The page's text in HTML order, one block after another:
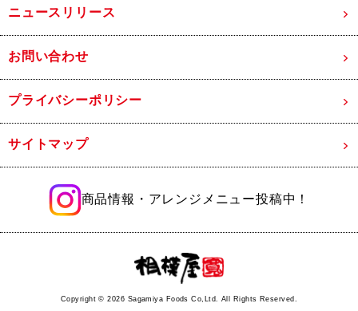
ニュースリリース
お問い合わせ
プライバシーポリシー
サイトマップ
商品情報・アレンジメニュー投稿中！
Copyright ©2026 Sagamiya Foods Co,Ltd. All Rights Reserved.